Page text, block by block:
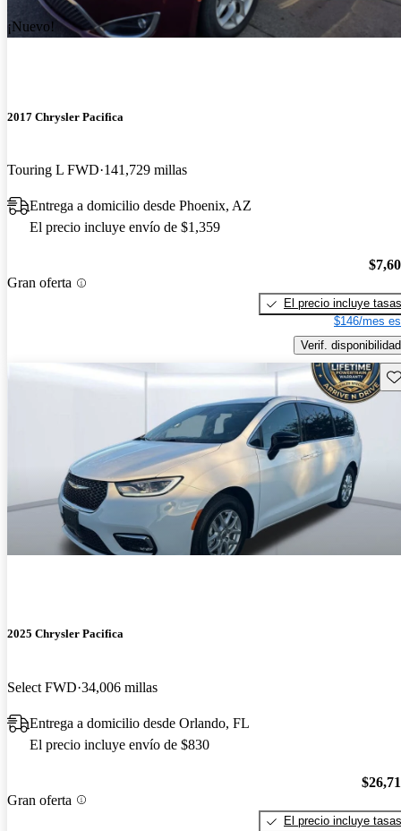
¡Nuevo!
2017 Chrysler Pacifica
Touring L FWD 141,729 millas
Entrega a domicilio desde Phoenix, AZ
El precio incluye envío de $1,359
Gran oferta
El precio incluye tasas
$146/mes
Verif. disponibilidad
2025 Chrysler Pacifica
Select FWD 34,006 millas
Entrega a domicilio desde Orlando, FL
El precio incluye envío de $830
Gran oferta
El precio incluye tasas